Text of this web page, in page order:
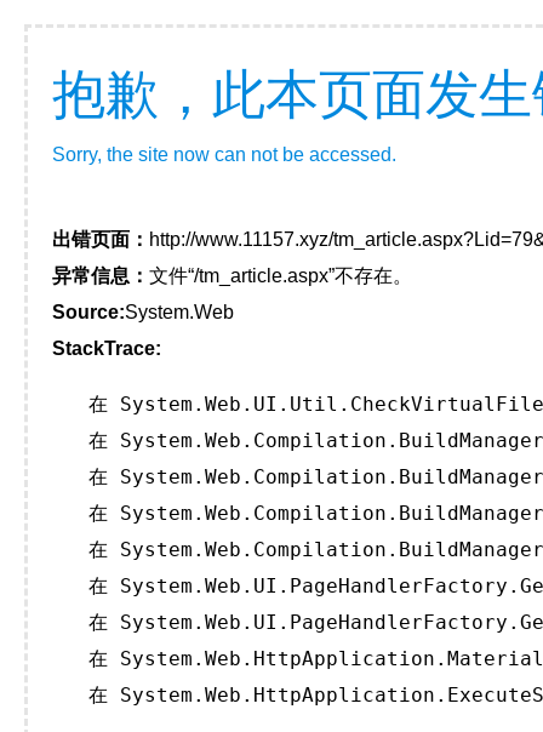
抱歉，此本页面发
Sorry, the site now can not be accessed.
出错页面： http://www.11157.xyz/
异常信息： 文件“/tm_article.aspx”不存在。
Source:System.Web
StackTrace:
在
在
在
在
在
在
在
在
在